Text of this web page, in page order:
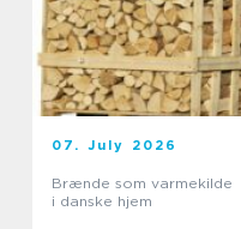
07. July 2026
Brænde som varmekilde
i danske hjem